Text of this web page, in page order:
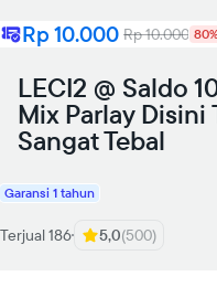
Rp 10.000 Rp 10.000 80%
LECI2 @ Saldo
Mix Parlay Disini
Sangat Tebal
Garansi 1 tahun
Terjual 186 5,0(500)